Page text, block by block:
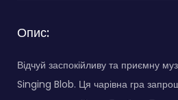
Опис:
Відчуй заспокійливу та приємну
Singing Blob. Ця чарівна гра